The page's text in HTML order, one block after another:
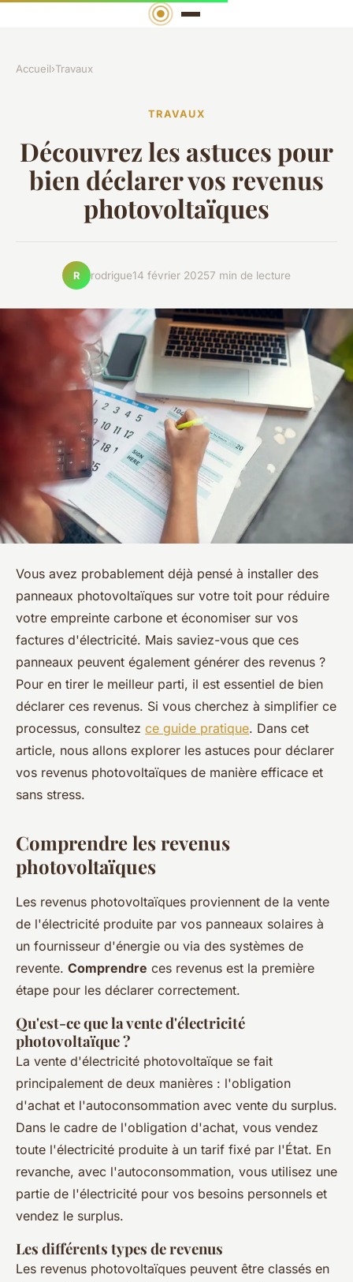
Accueil›Travaux
TRAVAUX
Découvrez les astuces pour
bien déclarer vos revenus
photovoltaïques
R rodrigue14 février 20257 min de lecture
Vous avez probablement déjà pensé à installer des
panneaux photovoltaïques sur votre toit pour réduire
votre empreinte carbone et économiser sur vos
factures d'électricité. Mais saviez-vous que ces
panneaux peuvent également générer des revenus ?
Pour en tirer le meilleur parti, il est essentiel de bien
déclarer ces revenus. Si vous cherchez à simplifier ce
processus, consultez ce guide pratique. Dans cet
article, nous allons explorer les astuces pour déclarer
vos revenus photovoltaïques de manière efficace et
sans stress.
Comprendre les revenus
photovoltaïques
Les revenus photovoltaïques proviennent de la vente
de l'électricité produite par vos panneaux solaires à
un fournisseur d'énergie ou via des systèmes de
revente. Comprendre ces revenus est la première
étape pour les déclarer correctement.
Qu'est-ce que la vente d'électricité
photovoltaïque ?
La vente d'électricité photovoltaïque se fait
principalement de deux manières : l'obligation
d'achat et l'autoconsommation avec vente du surplus.
Dans le cadre de l'obligation d'achat, vous vendez
toute l'électricité produite à un tarif fixé par l'État. En
revanche, avec l'autoconsommation, vous utilisez une
partie de l'électricité pour vos besoins personnels et
vendez le surplus.
Les différents types de revenus
Les revenus photovoltaïques peuvent être classés en